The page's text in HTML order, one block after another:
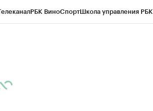
РБК ВиноСпортШкола управления РБК